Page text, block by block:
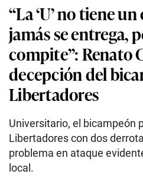
“La ‘U’ no tiene
jamás se entrega,
compite”: Renato
decepción del
Libertadores
Universitario, el bicampeón
Libertadores con dos
problema en ataque
local.